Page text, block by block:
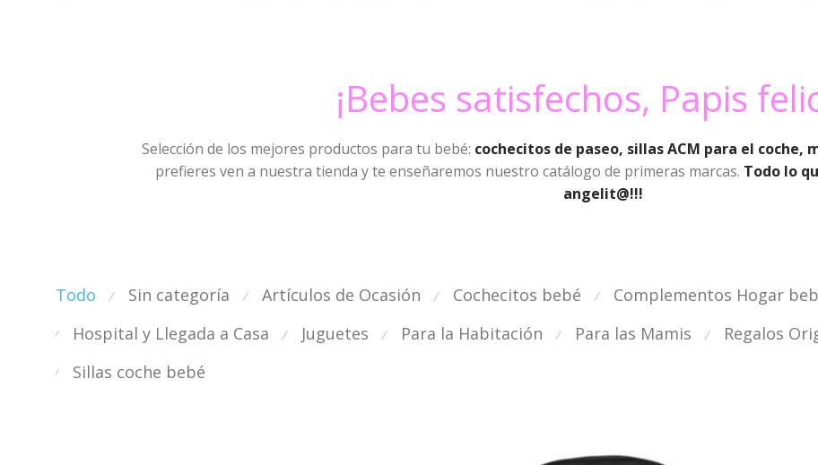
¡Bebes satisfechos, Papis
Selección de los mejores productos para tu bebé: cochecitos de paseo, sillas ACM para el
prefieres ven a nuestra tienda y te enseñaremos nuestro catálogo de primeras marcas. Todo lo
angelit@!!!
Todo ⁄ Sin categoría ⁄ Artículos de Ocasión ⁄ Cochecitos bebé ⁄ Complementos Hogar
⁄ Hospital y Llegada a Casa ⁄ Juguetes ⁄ Para la Habitación ⁄ Para las Mamis ⁄ Regalos
⁄ Sillas coche bebé